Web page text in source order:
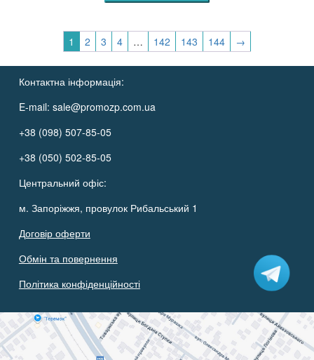
1 2 3 4 … 142 143 144 →
Контактна інформація:
E-mail: sale@promozp.com.ua
+38 (098) 507-85-05
+38 (050) 502-85-05
Центральний офіс:
м. Запоріжжя, провулок Рибальський 1
Договір оферти
Обмін та повернення
Політика конфіденційності